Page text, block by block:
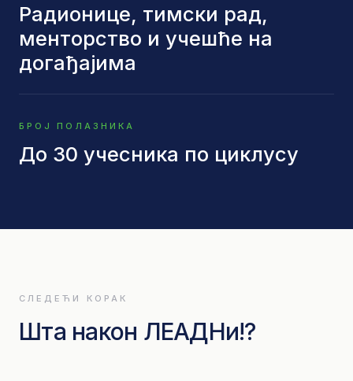
Радионице, тимски рад,
менторство и учешће на
догађајима
БРОЈ ПОЛАЗНИКА
До 30 учесника по циклусу
СЛЕДЕЋИ КОРАК
Шта након ЛЕАДНи!?